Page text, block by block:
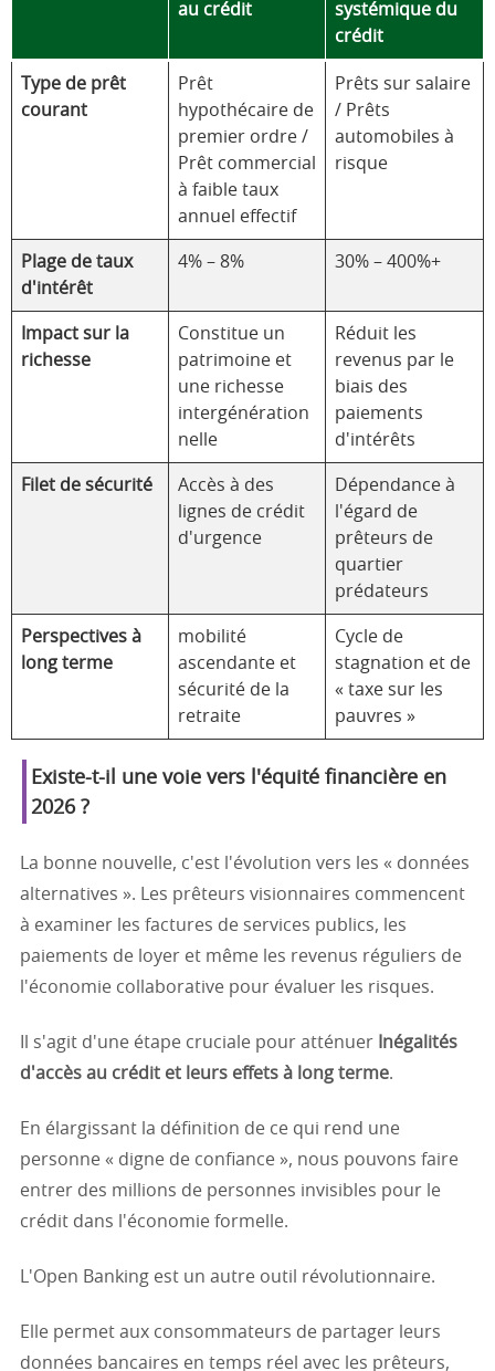
au crédit
systémique du
crédit
Type de prêt
courant
Prêt
hypothécaire de
premier ordre /
Prêt commercial
à faible taux
annuel effectif
Prêts sur salaire
/ Prêts
automobiles à
risque
Plage de taux
d'intérêt
4% – 8% 30% – 400%+
Impact sur la
richesse
Constitue un
patrimoine et
une richesse
intergénération
nelle
Réduit les
revenus par le
biais des
paiements
d'intérêts
Filet de sécurité
Accès à des
lignes de crédit
d'urgence
Dépendance à
l'égard de
prêteurs de
quartier
prédateurs
Perspectives à
long terme
mobilité
ascendante et
sécurité de la
retraite
Cycle de
stagnation et de
« taxe sur les
pauvres »
Existe-t-il une voie vers l'équité financière en
2026 ?
La bonne nouvelle, c'est l'évolution vers les « données
alternatives ». Les prêteurs visionnaires commencent
à examiner les factures de services publics, les
paiements de loyer et même les revenus réguliers de
l'économie collaborative pour évaluer les risques.
Il s'agit d'une étape cruciale pour atténuer Inégalités
d'accès au crédit et leurs effets à long terme.
En élargissant la définition de ce qui rend une
personne « digne de confiance », nous pouvons faire
entrer des millions de personnes invisibles pour le
crédit dans l'économie formelle.
L'Open Banking est un autre outil révolutionnaire.
Elle permet aux consommateurs de partager leurs
données bancaires en temps réel avec les prêteurs,